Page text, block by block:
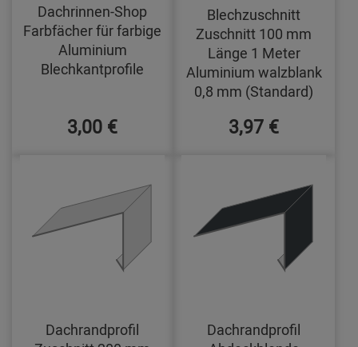
Dachrinnen-Shop
Farbfächer für farbige
Aluminium
Blechkantprofile
3,00 €
Blechzuschnitt
Zuschnitt 100 mm
Länge 1 Meter
Aluminium walzblank
0,8 mm (Standard)
3,97 €
Dachrandprofil
Dachrandprofil